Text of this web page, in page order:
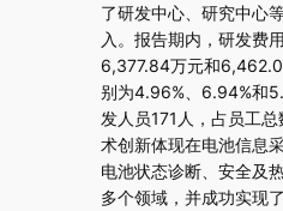
了研发中心、研究中心
入。报告期内，研发费
6,377.84万元和
别为4.96%、6.94%和
发人员171人，占员工
术创新体现在电池信息
电池状态诊断、安全及
多个领域，并成功实现